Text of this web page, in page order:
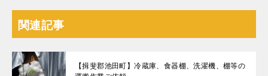
関連記事
【揖斐郡池田町】冷蔵庫、食器棚、洗濯機、棚等の